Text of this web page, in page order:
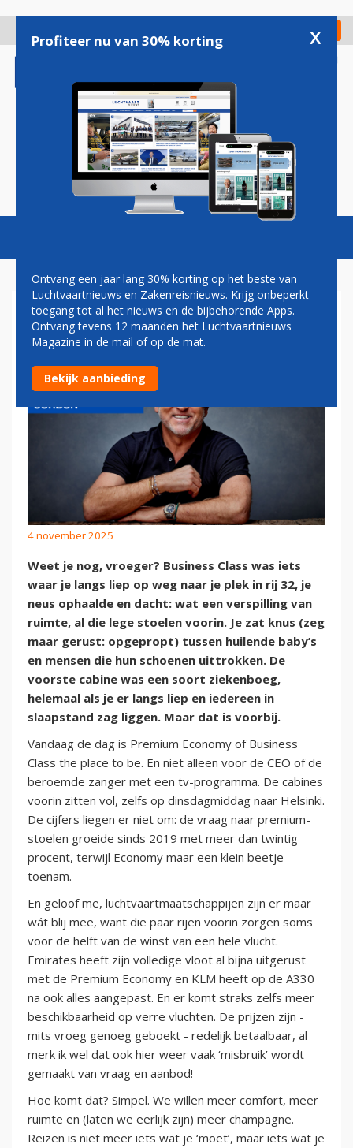
gaan
Check in
Magazine Podcasts Vacatures
DE OPKOMST VAN PREMIUM
4 november 2025
Weet je nog, vroeger? Business Class was iets
waar je langs liep op weg naar je plek in rij 32, je
neus ophaalde en dacht: wat een verspilling van
ruimte, al die lege stoelen voorin. Je zat knus (zeg
maar gerust: opgepropt) tussen huilende baby’s
en mensen die hun schoenen uittrokken. De
voorste cabine was een soort ziekenboeg,
helemaal als je er langs liep en iedereen in
slaapstand zag liggen. Maar dat is voorbij.
Vandaag de dag is Premium Economy of Business
Class the place to be. En niet alleen voor de CEO of de
beroemde zanger met een tv-programma. De cabines
voorin zitten vol, zelfs op dinsdagmiddag naar Helsinki.
De cijfers liegen er niet om: de vraag naar premium-
stoelen groeide sinds 2019 met meer dan twintig
procent, terwijl Economy maar een klein beetje
toenam.
En geloof me, luchtvaartmaatschappijen zijn er maar
wát blij mee, want die paar rijen voorin zorgen soms
voor de helft van de winst van een hele vlucht.
Emirates heeft zijn volledige vloot al bijna uitgerust
met de Premium Economy en KLM heeft op de A330
na ook alles aangepast. En er komt straks zelfs meer
beschikbaarheid op verre vluchten. De prijzen zijn -
mits vroeg genoeg geboekt - redelijk betaalbaar, al
merk ik wel dat ook hier weer vaak ‘misbruik’ wordt
gemaakt van vraag en aanbod!
Hoe komt dat? Simpel. We willen meer comfort, meer
ruimte en (laten we eerlijk zijn) meer champagne.
Reizen is niet meer iets wat je ‘moet’, maar iets wat je
Profiteer nu van 30% korting x
Ontvang een jaar lang 30% korting op het beste van
Luchtvaartnieuws en Zakenreisnieuws. Krijg onbeperkt
toegang tot al het nieuws en de bijbehorende Apps.
Ontvang tevens 12 maanden het Luchtvaartnieuws
Magazine in de mail of op de mat.
Bekijk aanbieding